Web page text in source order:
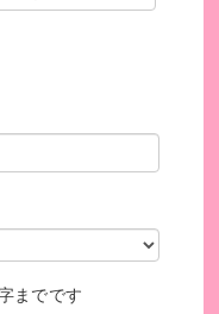
までです